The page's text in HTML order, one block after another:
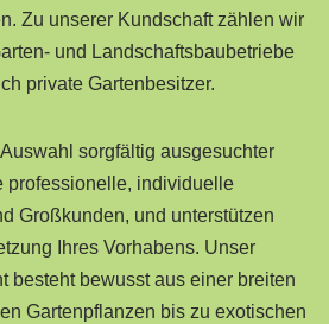
Zu unserer Kundschaft zählen wir
und Landschaftsbaubetriebe
private Gartenbesitzer.
sorgfältig ausgesuchter
professionelle, individuelle
Großkunden, und unterstützen
Ihres Vorhabens. Unser
besteht bewusst aus einer breiten
Gartenpflanzen bis zu exotischen